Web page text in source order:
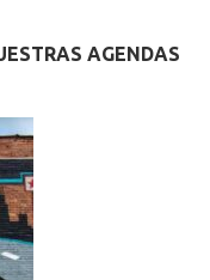
AGENDAS